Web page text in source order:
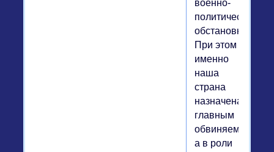
военно-
политической
обстановки.
При этом
именно
наша
страна
назначена
главным
обвиняемым,
а в роли